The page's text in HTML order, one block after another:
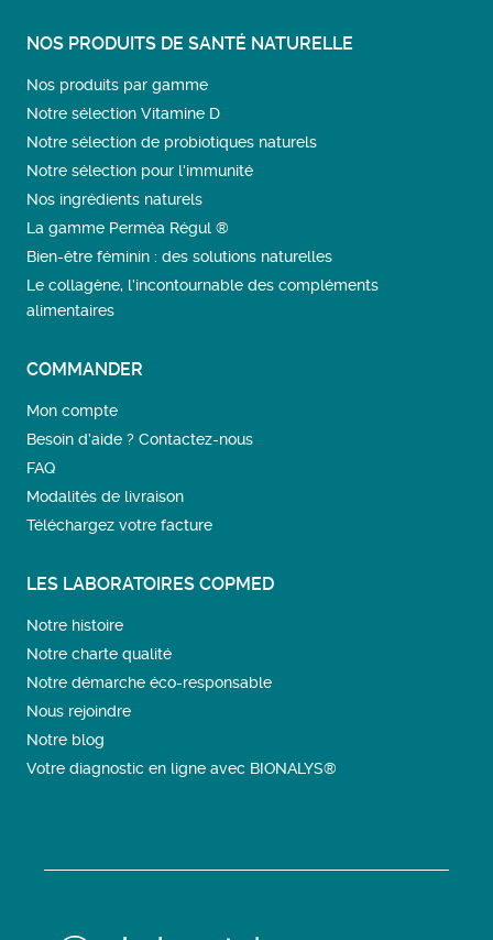
NOS PRODUITS DE SANTÉ NATURELLE
Nos produits par gamme
Notre sélection Vitamine D
Notre sélection de probiotiques naturels
Notre sélection pour l'immunité
Nos ingrédients naturels
La gamme Perméa Régul ®
Bien-être féminin : des solutions naturelles
Le collagène, l’incontournable des compléments
alimentaires
COMMANDER
Mon compte
Besoin d’aide ? Contactez-nous
FAQ
Modalités de livraison
Téléchargez votre facture
LES LABORATOIRES COPMED
Notre histoire
Notre charte qualité
Notre démarche éco-responsable
Nous rejoindre
Notre blog
Votre diagnostic en ligne avec BIONALYS®